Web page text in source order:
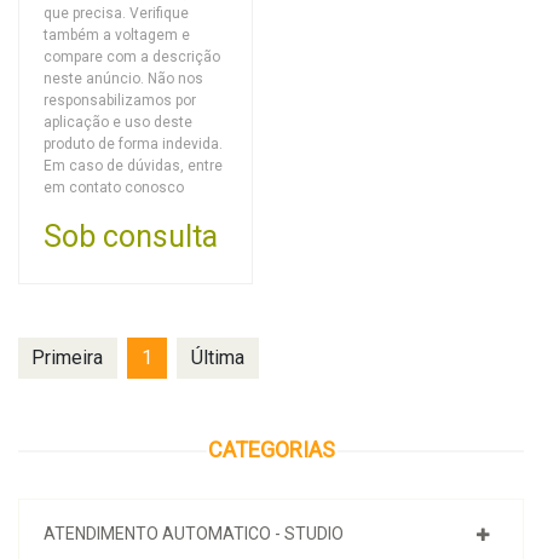
CATEGORIAS
ATENDIMENTO AUTOMATICO - STUDIO
que precisa. Verifique
também a voltagem e
compare com a descrição
neste anúncio. Não nos
responsabilizamos por
aplicação e uso deste
produto de forma indevida.
Em caso de dúvidas, entre
em contato conosco
Sob consulta
Primeira 1 Última